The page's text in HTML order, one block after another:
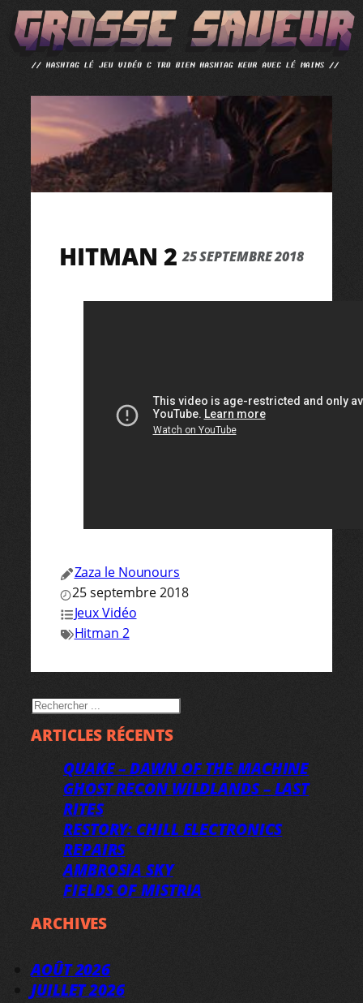
ALLER
AU
CONTENU
HITMAN 2 25 SEPTEMBRE 2018
Zaza le Nounours
25 septembre 2018
Jeux Vidéo
Hitman 2
RECHERCHER
ARTICLES RÉCENTS
QUAKE – DAWN OF THE MACHINE
GHOST RECON WILDLANDS – LAST
RITES
RESTORY: CHILL ELECTRONICS
REPAIRS
AMBROSIA SKY
FIELDS OF MISTRIA
ARCHIVES
AOÛT 2026
JUILLET 2026